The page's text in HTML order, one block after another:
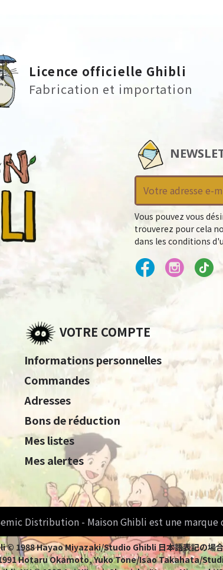
Licence officielle Ghibli
Fabrication et importation
Vous pouvez vous
trouverez pour cela
dans les conditions
VOTRE COMPTE
Informations personnelles
Commandes
Adresses
Bons de réduction
Mes listes
Mes alertes
Distribution - Maison Ghibli est une marque
Hayao Miyazaki/Studio Ghibli 日本語表記の場
Hotaru Okamoto, Yuko Tone/Isao Takahata/